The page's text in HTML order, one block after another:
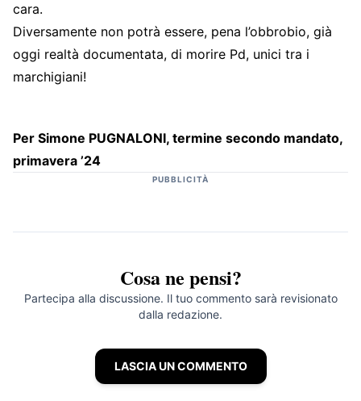
cara.
Diversamente non potrà essere, pena l’obbrobio, già
oggi realtà documentata, di morire Pd, unici tra i
marchigiani!
Per Simone PUGNALONI, termine secondo mandato,
primavera ’24
PUBBLICITÀ
Cosa ne pensi?
Partecipa alla discussione. Il tuo commento sarà revisionato
dalla redazione.
LASCIA UN COMMENTO